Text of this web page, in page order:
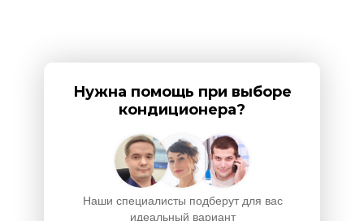
Наши специалисты подберут для вас
идеальный вариант
Нужна помощь при выборе
кондиционера?